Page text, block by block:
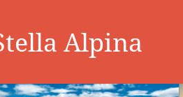
Alpina